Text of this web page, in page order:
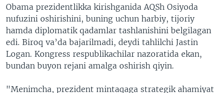
Obama prezidentlikka kirishganida AQSh Osiyoda
nufuzini oshirishini, buning uchun harbiy, tijoriy
hamda diplomatik qadamlar tashlanishini belgilagan
edi. Biroq va’da bajarilmadi, deydi tahlilchi Jastin
Logan. Kongress respublikachilar nazoratida ekan,
bundan buyon rejani amalga oshirish qiyin.
"Menimcha, prezident mintaqaga strategik ahamiyat